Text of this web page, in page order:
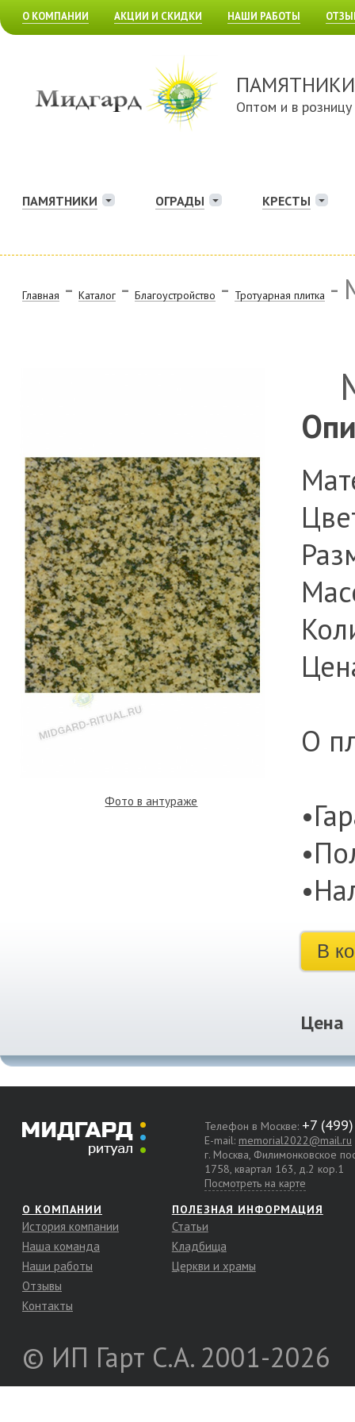
О КОМПАНИИ АКЦИИ И СКИДКИ НАШИ РАБОТЫ
ПАМЯТНИКИ
Оптом и в розницу
ПАМЯТНИКИ ОГРАДЫ КРЕСТЫ
Главная - Каталог - Благоустройство - Тротуарная плитка -
Фото в антураже
О
В
Цена
Телефон в Москве:
E-mail: memorial2022@mail.ru
г. Москва, Филимонковское
1758, квартал 163, д.2 кор.1
Посмотреть на карте
О КОМПАНИИ
История компании
Наша команда
Наши работы
Отзывы
Контакты
ПОЛЕЗНАЯ ИНФОРМАЦИЯ
Статьи
Кладбища
Церкви и храмы
© ИП Гарт С.А. 2001-2026